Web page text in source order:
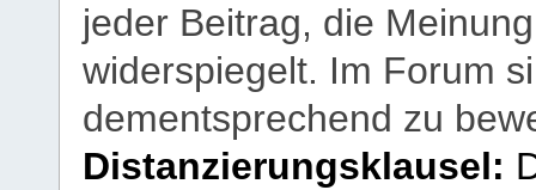
jeder Beitrag, die
widerspiegelt. Im Forum
dementsprechend zu
Distanzierungsklausel: